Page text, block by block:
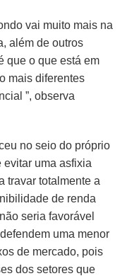
vai muito mais na
além de outros
que o que está em
mais diferentes
”, observa
no seio do próprio
evitar uma asfixia
travar totalmente a
de renda
seria favorável
uma menor
de mercado, pois
dos setores que